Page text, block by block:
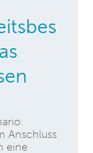
Anschluss
eine